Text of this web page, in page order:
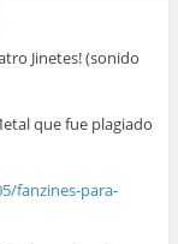
Jinetes! (sonido
que fue plagiado
fanzines-para-